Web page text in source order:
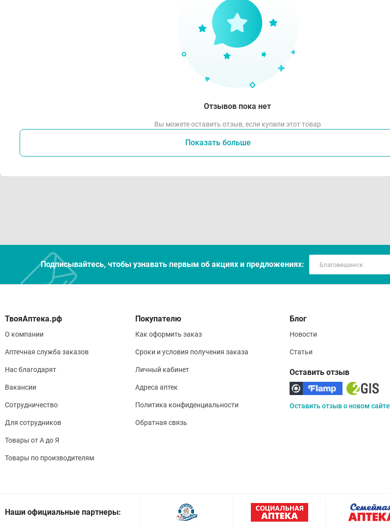
Отзывов пока нет
Вы можете оставить отзыв, если купили этот товар
Показать больше
Подписывайтесь, чтобы узнавать первым об акцияx и предложениях:
О компании
Аптечная служба заказов
Нас благодарят
Вакансии
Сотрудничество
Для сотрудников
Товары от А до Я
Товары по производителям
Покупателю
Как оформить заказ
Сроки и условия получения заказа
Личный кабинет
Адреса аптек
Политика конфиденциальности
Обратная связь
Блог
Новости
Статьи
Оставить отзыв
Оставить отзыв о новом сайте
Наши официальные партнеры: